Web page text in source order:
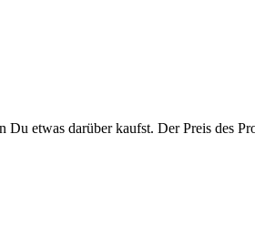
etwas darüber kaufst. Der Preis des